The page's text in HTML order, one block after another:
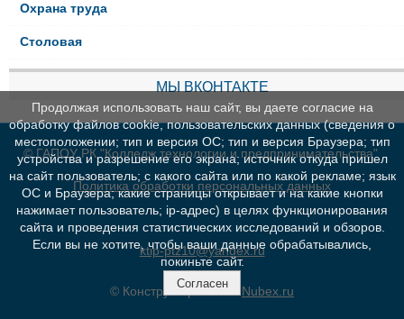
Охрана труда
Столовая
МЫ ВКОНТАКТЕ
© ГАПОУ РК "Колледж технологии и предпринимательства"
Политика обработки персональных данных
ktip-ptz10@yandex.ru
© Конструктор сайтов Nubex.ru
Продолжая использовать наш сайт, вы даете согласие на
обработку файлов cookie, пользовательских данных (сведения о
местоположении; тип и версия ОС; тип и версия Браузера; тип
устройства и разрешение его экрана; источник откуда пришел
на сайт пользователь; с какого сайта или по какой рекламе; язык
ОС и Браузера; какие страницы открывает и на какие кнопки
нажимает пользователь; ip-адрес) в целях функционирования
сайта и проведения статистических исследований и обзоров.
Если вы не хотите, чтобы ваши данные обрабатывались,
покиньте сайт.
Согласен